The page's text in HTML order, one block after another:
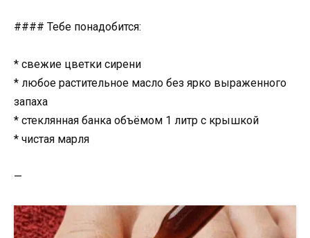
#### Тебе понадобится:
* свежие цветки сирени
* любое растительное масло без ярко выраженного
запаха
* стеклянная банка объёмом 1 литр с крышкой
* чистая марля
—